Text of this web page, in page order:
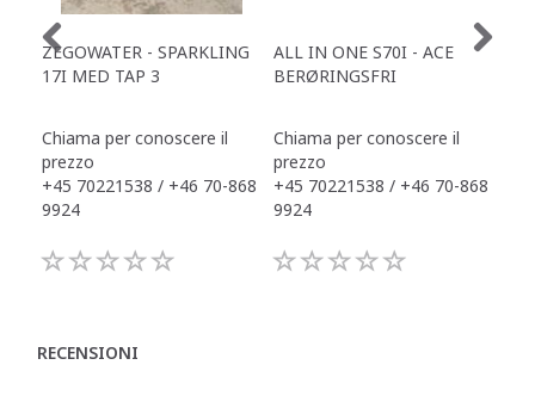
ZEGOWATER - SPARKLING
17I MED TAP 3
Chiama per conoscere il
prezzo
+45 70221538 / +46 70-868
9924
ALL IN ONE S70I - ACE
BERØRINGSFRI
Chiama per conoscere il
prezzo
+45 70221538 / +46 70-868
9924
RECENSIONI